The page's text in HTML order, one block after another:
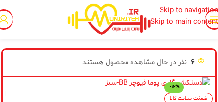
Skip to navigation
Skip to main content
6 نفر در حال مشاهده محصول هستند
-12%
ضمانت سلامت کالا